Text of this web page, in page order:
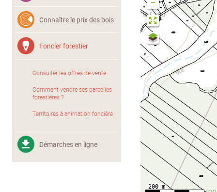
Connaître le prix des bois
Foncier forestier
Consulter les offres de vente
Comment vendre ses parcelles
forestières ?
Territoires à animation foncière
Démarches en ligne
−